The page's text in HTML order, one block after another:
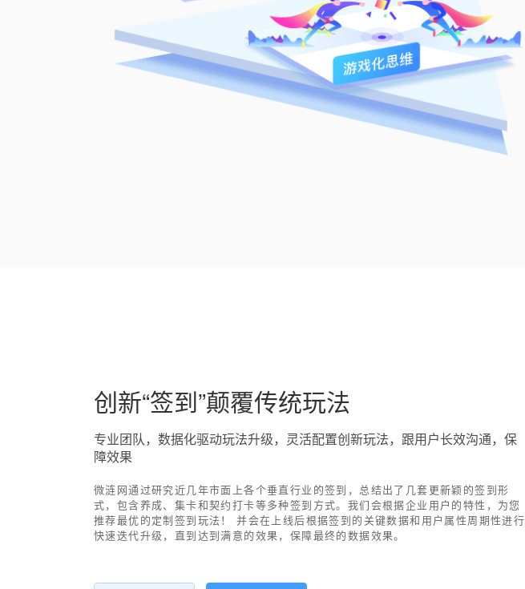
创新“签到”颠覆传统玩法
专业团队，数据化驱动玩法升级，灵活配置创新玩法，跟用户长效沟通，保
障效果
微涟网通过研究近几年市面上各个垂直行业的签到，总结出了几套更新颖的签到形
式，包含养成、集卡和契约打卡等多种签到方式。我们会根据企业用户的特性，为您
推荐最优的定制签到玩法！ 并会在上线后根据签到的关键数据和用户属性周期性进行
快速迭代升级，直到达到满意的效果，保障最终的数据效果。